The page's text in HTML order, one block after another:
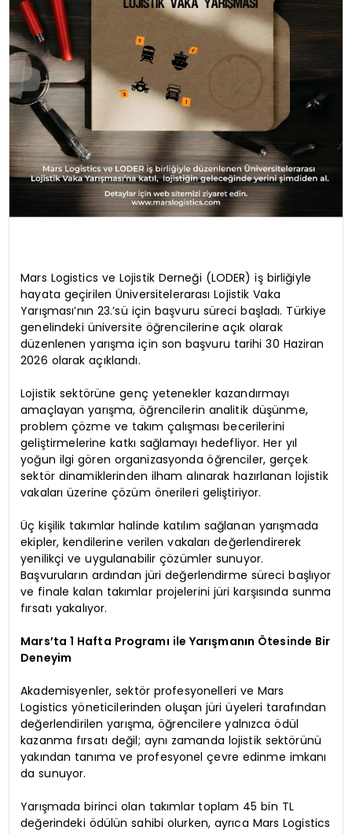
Mars Logistics ve Lojistik Derneği (LODER) iş birliğiyle
hayata geçirilen Üniversitelerarası Lojistik Vaka
Yarışması’nın 23.’sü için başvuru süreci başladı. Türkiye
genelindeki üniversite öğrencilerine açık olarak
düzenlenen yarışma için son başvuru tarihi 30 Haziran
2026 olarak açıklandı.
Lojistik sektörüne genç yetenekler kazandırmayı
amaçlayan yarışma, öğrencilerin analitik düşünme,
problem çözme ve takım çalışması becerilerini
geliştirmelerine katkı sağlamayı hedefliyor. Her yıl
yoğun ilgi gören organizasyonda öğrenciler, gerçek
sektör dinamiklerinden ilham alınarak hazırlanan lojistik
vakaları üzerine çözüm önerileri geliştiriyor.
Üç kişilik takımlar halinde katılım sağlanan yarışmada
ekipler, kendilerine verilen vakaları değerlendirerek
yenilikçi ve uygulanabilir çözümler sunuyor.
Başvuruların ardından jüri değerlendirme süreci başlıyor
ve finale kalan takımlar projelerini jüri karşısında sunma
fırsatı yakalıyor.
Mars’ta 1 Hafta Programı ile Yarışmanın Ötesinde Bir
Deneyim
Akademisyenler, sektör profesyonelleri ve Mars
Logistics yöneticilerinden oluşan jüri üyeleri tarafından
değerlendirilen yarışma, öğrencilere yalnızca ödül
kazanma fırsatı değil; aynı zamanda lojistik sektörünü
yakından tanıma ve profesyonel çevre edinme imkanı
da sunuyor.
Yarışmada birinci olan takımlar toplam 45 bin TL
değerindeki ödülün sahibi olurken, ayrıca Mars Logistics